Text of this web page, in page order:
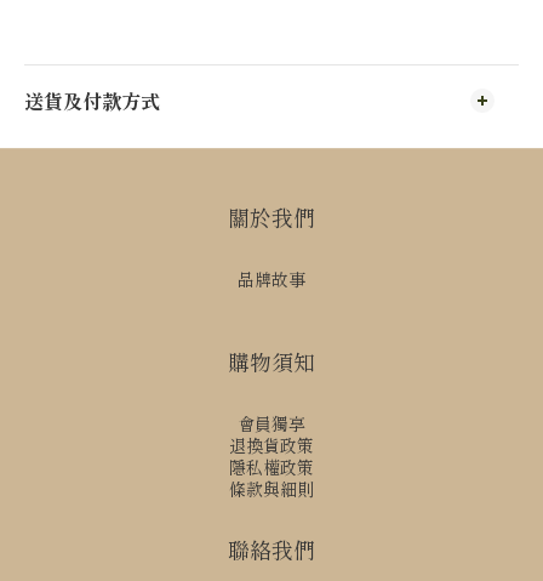
送貨及付款方式
關於我們
品牌故事
購物須知
會員獨享
退換貨政策
隱私權政策
條款與細則
聯絡我們